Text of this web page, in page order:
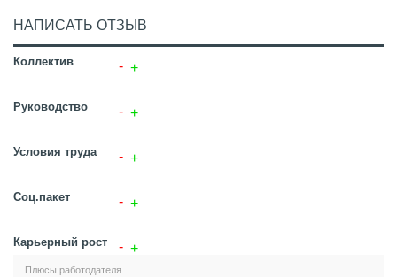
НАПИСАТЬ ОТЗЫВ
Коллектив
Руководство
Условия труда
Соц.пакет
Карьерный рост